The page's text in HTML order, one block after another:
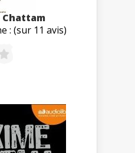
Chattam
: (sur 11 avis)